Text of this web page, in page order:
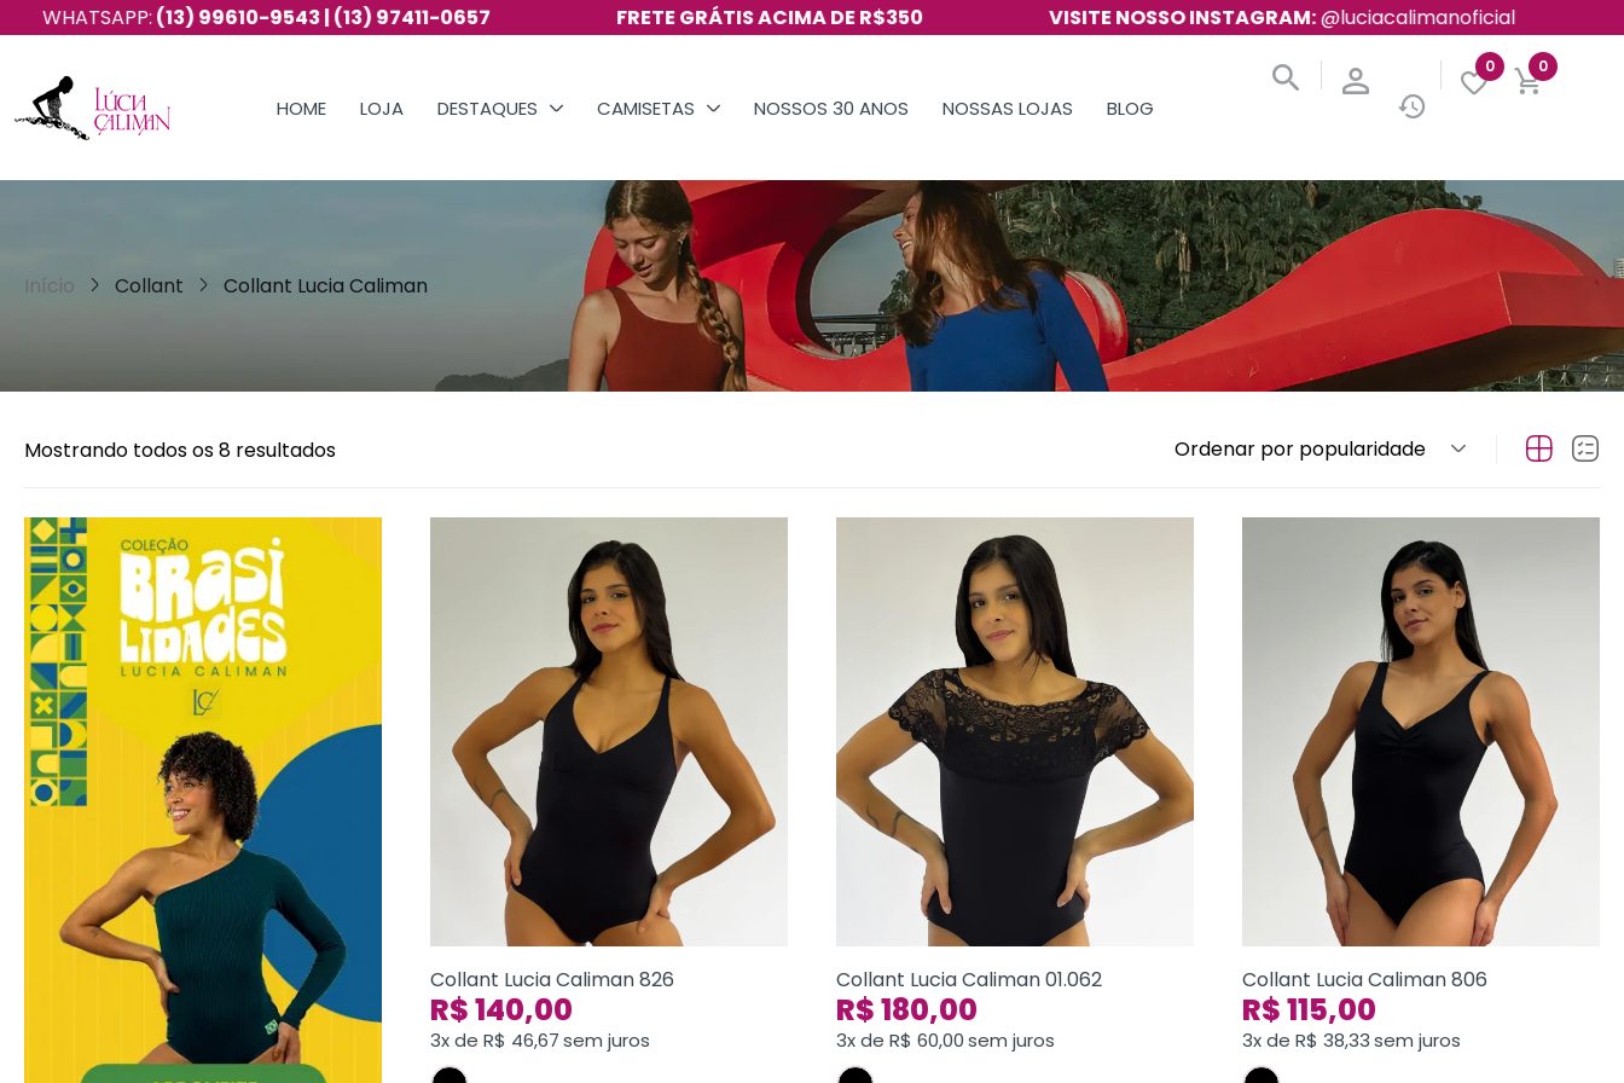
(13) 99610-9543 | (13) 97411-0657 FRETE GRÁTIS ACIMA DE R$350 VISITE NOSSO INSTAGRAM:@luciacalimanoficial
HOME LOJA DESTAQUES CAMISETAS NOSSOS 30 ANOS NOSSAS LOJAS BLOG
0 0
Início Collant Collant Lucia Caliman
Mostrando todos os 8 resultados Ordenar por popularidade
Collant Lucia Caliman 826
R$140,00
3x de R$ 46,67sem juros
Collant Lucia Caliman 01.062
R$180,00
3x de R$ 60,00sem juros
Collant Lucia Caliman 806
R$115,00
3x de R$ 38,33sem juros